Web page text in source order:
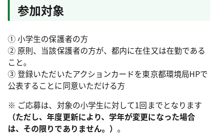
参加対象
① 小学生の保護者の方
② 原則、当該保護者の方が、都内に在住又は在勤である
こと。
③ 登録いただいたアクションカードを東京都環境局HPで
公表することに同意いただける方
※ ご応募は、対象の小学生に対して1回までとなります
（ただし、年度更新により、学年が変更になった場合
は、その限りでありません。）。